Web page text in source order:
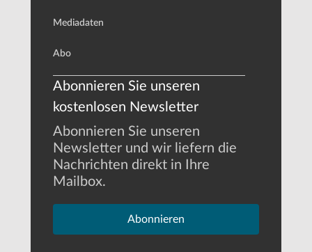
Mediadaten
Abo
Abonnieren Sie unseren
kostenlosen Newsletter
Abonnieren Sie unseren
Newsletter und wir liefern die
Nachrichten direkt in Ihre
Mailbox.
Abonnieren